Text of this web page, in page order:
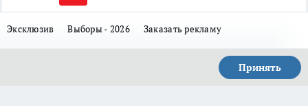
Эксклюзив Выборы - 2026 Заказать рекламу
Принять